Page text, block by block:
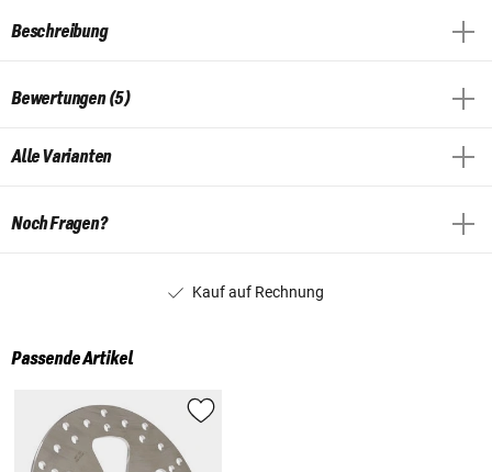
Beschreibung
Bewertungen (5)
Alle Varianten
Noch Fragen?
Kauf auf Rechnung
Passende Artikel